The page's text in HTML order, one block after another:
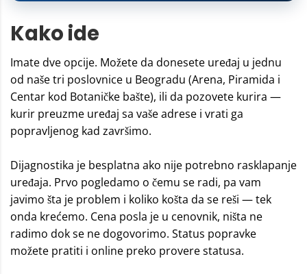
Kako ide
Imate dve opcije. Možete da donesete uređaj u jednu
od naše tri poslovnice u Beogradu (Arena, Piramida i
Centar kod Botaničke bašte), ili da pozovete kurira —
kurir preuzme uređaj sa vaše adrese i vrati ga
popravljenog kad završimo.
Dijagnostika je besplatna ako nije potrebno rasklapanje
uređaja. Prvo pogledamo o čemu se radi, pa vam
javimo šta je problem i koliko košta da se reši — tek
onda krećemo. Cena posla je u cenovnik, ništa ne
radimo dok se ne dogovorimo. Status popravke
možete pratiti i online preko provere statusa.